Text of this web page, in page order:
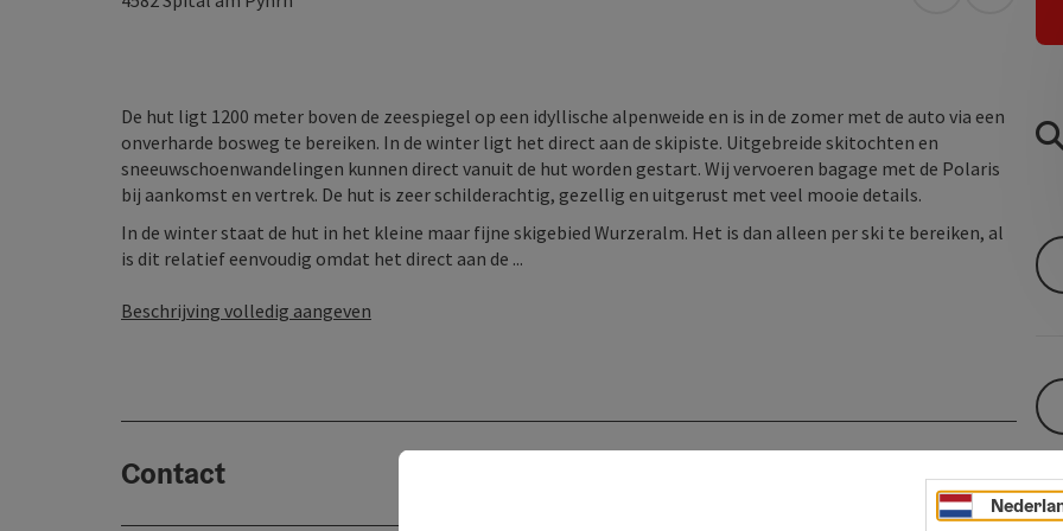
De hut ligt 1200 meter boven de zeespiegel op een idyllische alpenweide en is in de zomer met de auto via een
onverharde bosweg te bereiken. In de winter ligt het direct aan de skipiste. Uitgebreide skitochten en
sneeuwschoenwandelingen kunnen direct vanuit de hut worden gestart. Wij vervoeren bagage met de Polaris
bij aankomst en vertrek. De hut is zeer schilderachtig, gezellig en uitgerust met veel mooie details.
In de winter staat de hut in het kleine maar fijne skigebied Wurzeralm. Het is dan alleen per ski te bereiken, al
is dit relatief eenvoudig omdat het direct aan de ...
Beschrijving volledig aangeven
Contact